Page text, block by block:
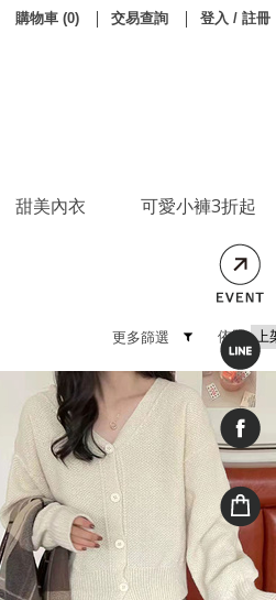
甜美內衣 可愛小褲3折起
購物車 (0) 交易查詢 登入 / 註冊
更多篩選 依照